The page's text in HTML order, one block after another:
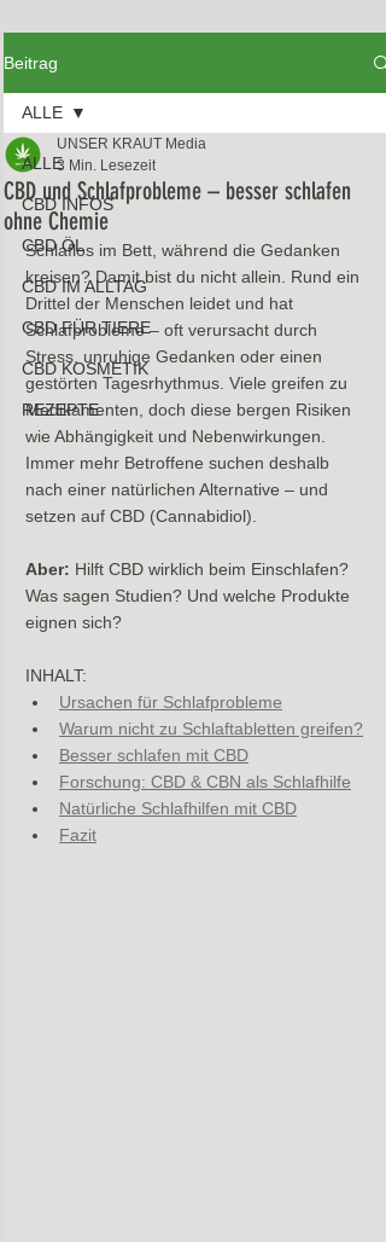
Beitrag
ALLE
CBD INFOS
CBD ÖL
CBD IM ALLTAG
CBD FÜR TIERE
CBD KOSMETIK
REZEPTE
ALLE
CBD und Schlafprobleme – besser schlafen
ohne Chemie
UNSER KRAUT Media
3 Min. Lesezeit
Schlaflos im Bett, während die Gedanken
kreisen? Damit bist du nicht allein. Rund ein
Drittel der Menschen leidet und hat
Schlafprobleme – oft verursacht durch
Stress, unruhige Gedanken oder einen
gestörten Tagesrhythmus. Viele greifen zu
Medikamenten, doch diese bergen Risiken
wie Abhängigkeit und Nebenwirkungen.
Immer mehr Betroffene suchen deshalb
nach einer natürlichen Alternative – und
setzen auf CBD (Cannabidiol).
Aber: Hilft CBD wirklich beim Einschlafen?
Was sagen Studien? Und welche Produkte
eignen sich?
INHALT:
Ursachen für Schlafprobleme
Warum nicht zu Schlaftabletten greifen?
Besser schlafen mit CBD
Forschung: CBD & CBN als Schlafhilfe
Natürliche Schlafhilfen mit CBD
Fazit